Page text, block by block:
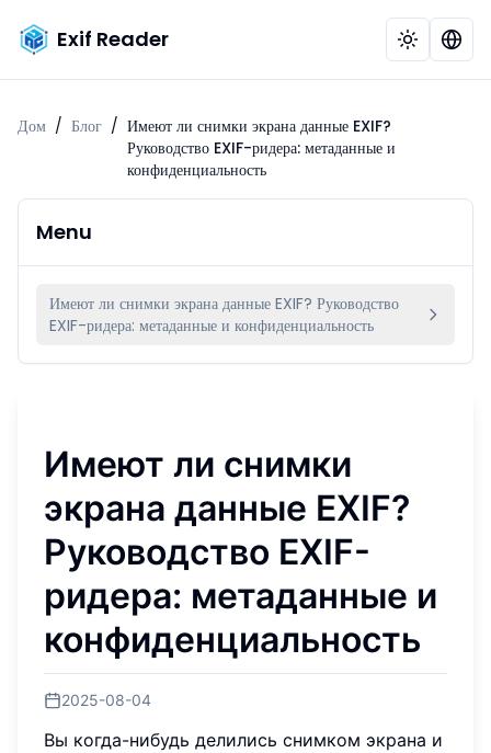
Exif Reader
Дом / Блог / Имеют ли снимки экрана данные EXIF?
Руководство EXIF-ридера: метаданные и
конфиденциальность
Menu
Имеют ли снимки экрана данные EXIF? Руководство
EXIF-ридера: метаданные и конфиденциальность
Имеют ли снимки
экрана данные EXIF?
Руководство EXIF-
ридера: метаданные и
конфиденциальность
2025-08-04
Вы когда-нибудь делились снимком экрана и